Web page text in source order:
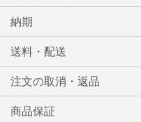
納期
送料・配送
注文の取消・返品
商品保証